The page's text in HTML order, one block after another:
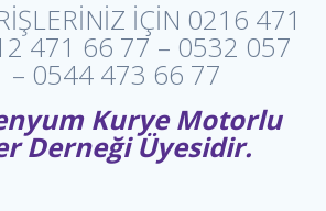
İÇİN 0216 471
471 66 77 – 0532 057
– 0544 473 66 77
Kurye Motorlu
Derneği Üyesidir.